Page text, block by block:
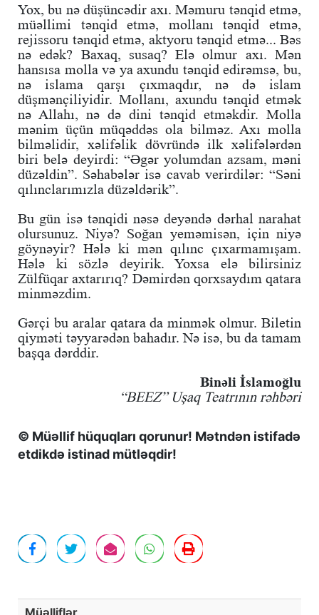
Yox, bu nə düşüncədir axı. Məmuru tənqid etmə,
müəllimi tənqid etmə, mollanı tənqid etmə,
rejissoru tənqid etmə, aktyoru tənqid etmə... Bəs
nə edək? Baxaq, susaq? Elə olmur axı. Mən
hansısa molla və ya axundu tənqid edirəmsə, bu,
nə islama qarşı çıxmaqdır, nə də islam
düşmənçiliyidir. Mollanı, axundu tənqid etmək
nə Allahı, nə də dini tənqid etməkdir. Molla
mənim üçün müqəddəs ola bilməz. Axı molla
bilməlidir, xəlifəlik dövründə ilk xəlifələrdən
biri belə deyirdi: “Əgər yolumdan azsam, məni
düzəldin”. Səhabələr isə cavab verirdilər: “Səni
qılınclarımızla düzəldərik”.
Bu gün isə tənqidi nəsə deyəndə dərhal narahat
olursunuz. Niyə? Soğan yeməmisən, için niyə
göynəyir? Hələ ki mən qılınc çıxarmamışam.
Hələ ki sözlə deyirik. Yoxsa elə bilirsiniz
Zülfüqar axtarırıq? Dəmirdən qorxsaydım qatara
minməzdim.
Gərçi bu aralar qatara da minmək olmur. Biletin
qiyməti təyyarədən bahadır. Nə isə, bu da tamam
başqa dərddir.
Binəli İslamoğlu
“BEEZ” Uşaq Teatrının rəhbəri
© Müəllif hüquqları qorunur! Mətndən istifadə
etdikdə istinad mütləqdir!
Müəlliflər